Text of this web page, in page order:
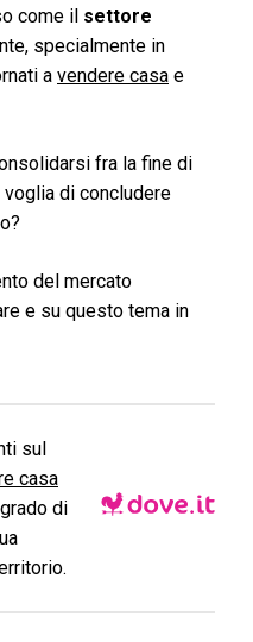
come il settore
specialmente in
a vendere casa e
fra la fine di
voglia di concludere
del mercato
e su questo tema in
sul
casa
di